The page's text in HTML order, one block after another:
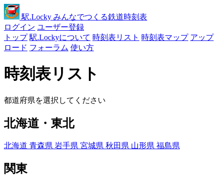
駅.Locky みんなでつくる鉄道時刻表
ログイン ユーザー登録
トップ 駅.Lockyについて 時刻表リスト 時刻表マップ アップ
ロード フォーラム 使い方
時刻表リスト
都道府県を選択してください
北海道・東北
北海道 青森県 岩手県 宮城県 秋田県 山形県 福島県
関東